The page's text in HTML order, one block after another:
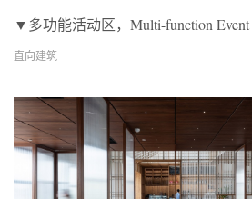
▼多功能活动区，Multi-function Event
直向建筑